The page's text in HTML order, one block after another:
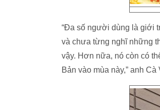
“Đa số người dùng là giới
và chưa từng nghĩ những
vậy. Hơn nữa, nó còn có
Bản vào mùa này,” anh